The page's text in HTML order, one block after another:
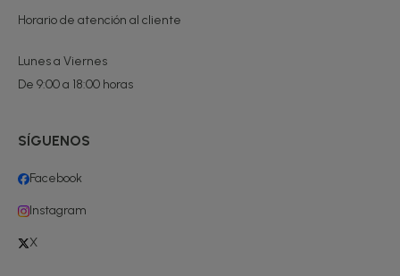
Horario de atención al cliente
Lunes a Viernes
De 9:00 a 18:00 horas
SÍGUENOS
Facebook
Instagram
X